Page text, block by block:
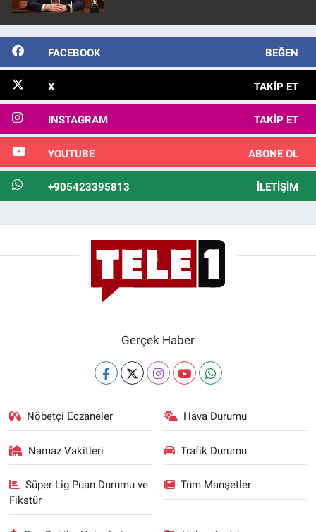
FACEBOOK BEĞEN
X TAKIP ET
INSTAGRAM TAKIP ET
YOUTUBE ABONE OL
+905423395813 İLETIŞIM
Gerçek Haber
Nöbetçi Eczaneler Hava Durumu
Namaz Vakitleri Trafik Durumu
Süper Lig Puan Durumu ve
Fikstür
Tüm Manşetler